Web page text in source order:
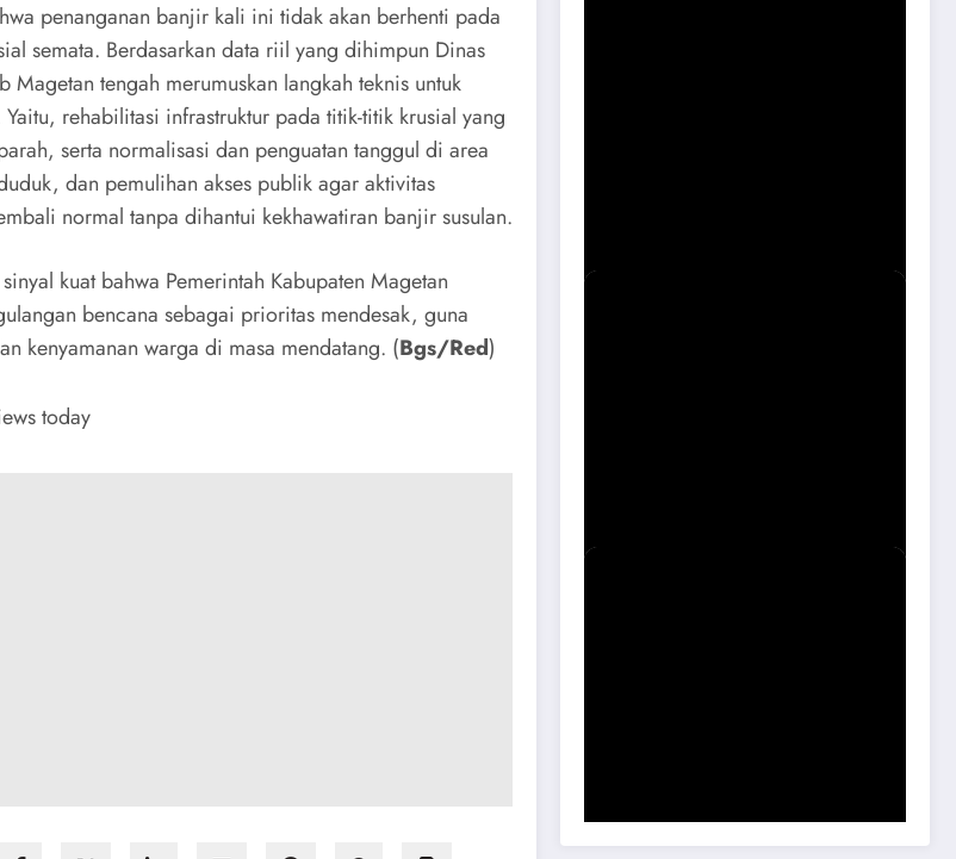
penanganan banjir kali ini tidak akan berhenti pada
semata. Berdasarkan data riil yang dihimpun Dinas
Magetan tengah merumuskan langkah teknis untuk
rehabilitasi infrastruktur pada titik-titik krusial yang
serta normalisasi dan penguatan tanggul di area
dan pemulihan akses publik agar aktivitas
normal tanpa dihantui kekhawatiran banjir susulan.
kuat bahwa Pemerintah Kabupaten Magetan
bencana sebagai prioritas mendesak, guna
kenyamanan warga di masa mendatang. (Bgs/Red)
today